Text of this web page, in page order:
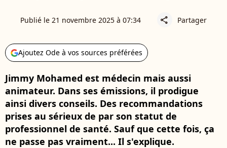
Publié le 21 novembre 2025 à 07:34 share Partager
Ajoutez Ode à vos sources préférées
Jimmy Mohamed est médecin mais aussi
animateur. Dans ses émissions, il prodigue
ainsi divers conseils. Des recommandations
prises au sérieux de par son statut de
professionnel de santé. Sauf que cette fois, ça
ne passe pas vraiment... Il s'explique.